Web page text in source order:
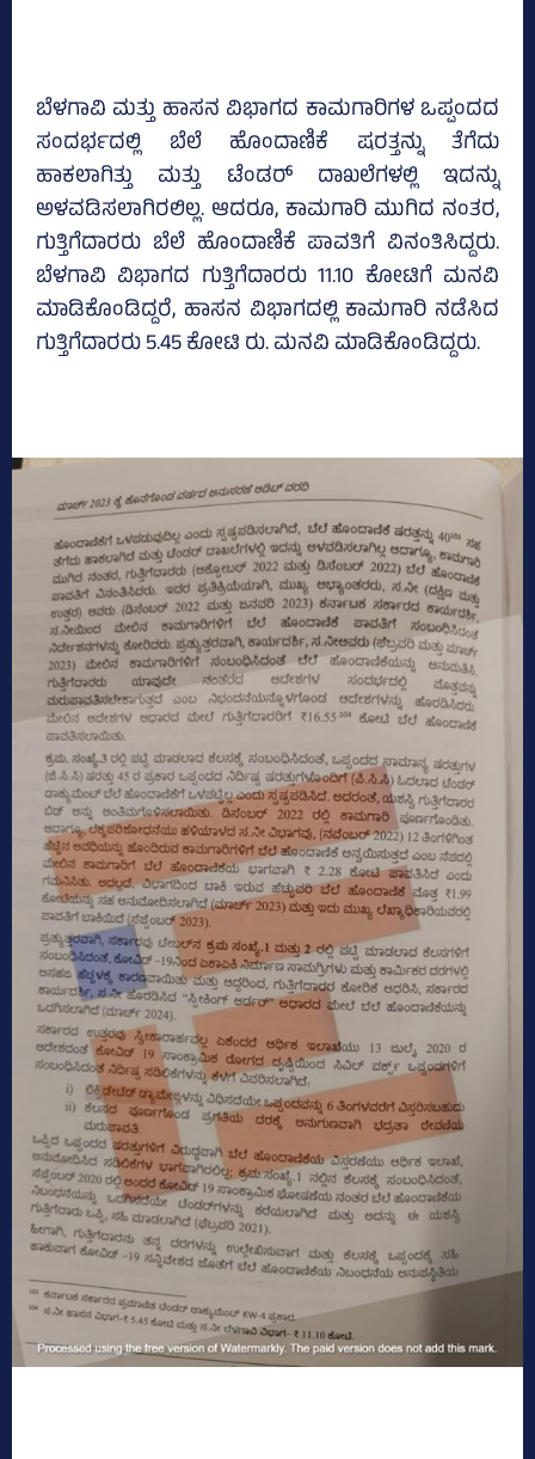
ಬೆಳಗಾವಿ ಮತ್ತು ಹಾಸನ ವಿಭಾಗದ ಕಾಮಗಾರಿಗಳ ಒಪ್ಪಂದದ
ಸಂದರ್ಭದಲ್ಲಿ ಬೆಲೆ ಹೊಂದಾಣಿಕೆ ಷರತ್ತನ್ನು ತೆಗೆದು
ಹಾಕಲಾಗಿತ್ತು ಮತ್ತು ಟೆಂಡರ್ ದಾಖಲೆಗಳಲ್ಲಿ ಇದನ್ನು
ಅಳವಡಿಸಲಾಗಿರಲಿಲ್ಲ. ಆದರೂ, ಕಾಮಗಾರಿ ಮುಗಿದ ನಂತರ,
ಗುತ್ತಿಗೆದಾರರು ಬೆಲೆ ಹೊಂದಾಣಿಕೆ ಪಾವತಿಗೆ ವಿನಂತಿಸಿದ್ದರು.
ಬೆಳಗಾವಿ ವಿಭಾಗದ ಗುತ್ತಿಗೆದಾರರು 11.10 ಕೋಟಿಗೆ ಮನವಿ
ಮಾಡಿಕೊಂಡಿದ್ದರೆ, ಹಾಸನ ವಿಭಾಗದಲ್ಲಿ ಕಾಮಗಾರಿ ನಡೆಸಿದ
ಗುತ್ತಿಗೆದಾರರು 5.45 ಕೋಟಿ ರು. ಮನವಿ ಮಾಡಿಕೊಂಡಿದ್ದರು.